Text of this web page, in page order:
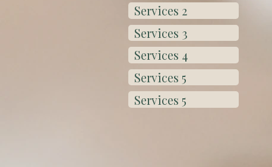
Services 2
Services 3
Services 4
Services 5
Services 5